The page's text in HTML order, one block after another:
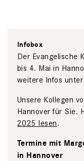
Infobox
Der Evangelische
bis 4. Mai in
weitere Infos unter
Unsere Kollegen
Hannover für Sie.
2025 lesen.
Termine mit
in Hannover